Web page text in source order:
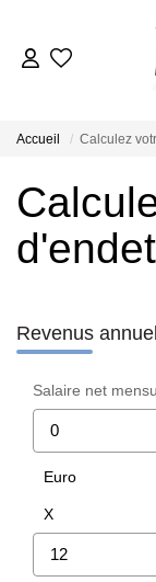
Accueil Calculez
Revenus
Salaire net
Euro
X